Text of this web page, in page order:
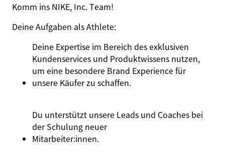
Komm ins NIKE, Inc. Team!
Deine Aufgaben alsAthlete:
Deine Expertise im Bereich des exklusiven
Kundenservices und Produktwissens nutzen,
um eine besondere Brand Experience für
unsere Käufer zu schaffen.
Du unterstützt unsere Leads und Coaches bei
der Schulung neuer
Mitarbeiter:innen.